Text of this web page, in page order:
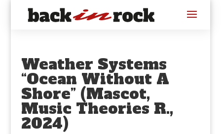
Weather Systems
“Ocean Without A
Shore” (Mascot,
Music Theories R.,
2024)